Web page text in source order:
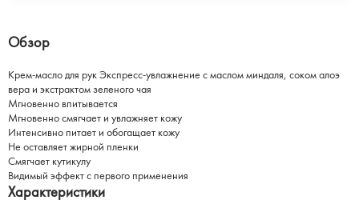
Обзор
Крем-масло для рук Экспресс-увлажнение с маслом миндаля, соком алоэ
вера и экстрактом зеленого чая
Мгновенно впитывается
Мгновенно смягчает и увлажняет кожу
Интенсивно питает и обогащает кожу
Не оставляет жирной пленки
Смягчает кутикулу
Видимый эффект с первого применения
Характеристики